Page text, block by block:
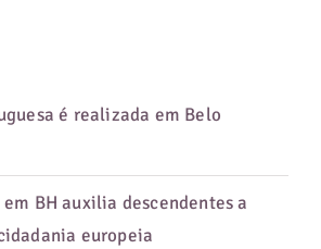
é realizada em Belo
BH auxilia descendentes a
europeia